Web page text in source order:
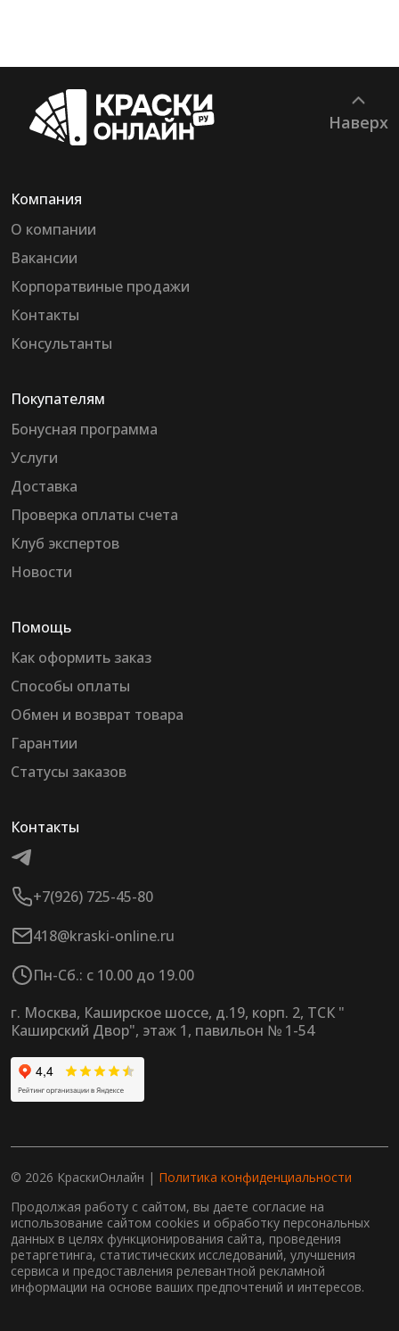
Наверх
Компания
О компании
Вакансии
Корпоратвиные продажи
Контакты
Консультанты
Покупателям
Бонусная программа
Услуги
Доставка
Проверка оплаты счета
Клуб экспертов
Новости
Помощь
Как оформить заказ
Способы оплаты
Обмен и возврат товара
Гарантии
Статусы заказов
Контакты
+7(926) 725-45-80
418@kraski-online.ru
Пн-Сб.: с 10.00 до 19.00
г. Москва, Каширское шоссе, д.19, корп. 2, ТСК "
Каширский Двор", этаж 1, павильон № 1-54
© 2026 КраскиОнлайн | Политика конфиденциальности
Продолжая работу с сайтом, вы даете согласие на
использование сайтом cookies и обработку персональных
данных в целях функционирования сайта, проведения
ретаргетинга, статистических исследований, улучшения
сервиса и предоставления релевантной рекламной
информации на основе ваших предпочтений и интересов.